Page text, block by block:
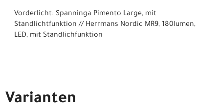
Vorderlicht: Spanninga Pimento Large, mit
Standlichtfunktion // Herrmans Nordic MR9, 180lumen,
LED, mit Standlichfunktion
Varianten